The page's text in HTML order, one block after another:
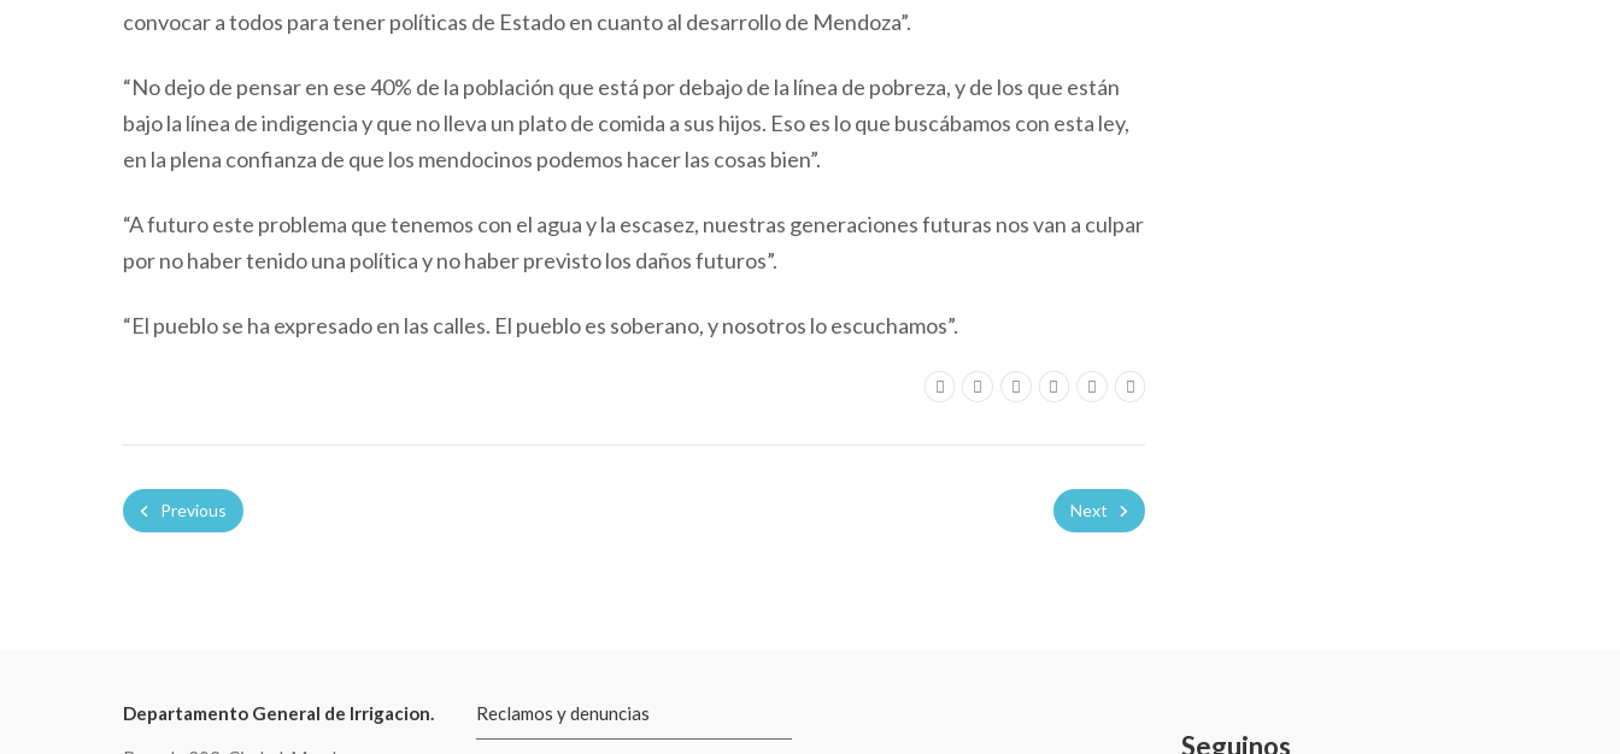
convocar a todos para tener políticas de Estado en cuanto al desarrollo de Mendoza”.
“No dejo de pensar en ese 40% de la población que está por debajo de la línea de pobreza, y de los que están
bajo la línea de indigencia y que no lleva un plato de comida a sus hijos. Eso es lo que buscábamos con esta ley,
en la plena confianza de que los mendocinos podemos hacer las cosas bien”.
“A futuro este problema que tenemos con el agua y la escasez, nuestras generaciones futuras nos van a culpar
por no haber tenido una política y no haber previsto los daños futuros”.
“El pueblo se ha expresado en las calles. El pueblo es soberano, y nosotros lo escuchamos”.
Previous Next
Departamento General de Irrigacion. Reclamos y denuncias
Seguinos